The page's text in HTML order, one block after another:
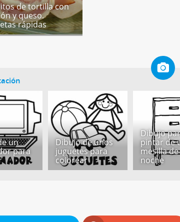
de tortilla con
y queso.
rápidas
un
para
Dibujo de unos
juguetes para
colorear
Dibujo
pintar de
mesilla de
noche